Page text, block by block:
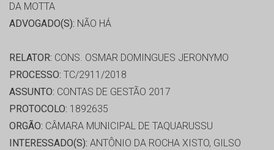
DA MOTTA
ADVOGADO(S): NÃO HÁ
RELATOR: CONS. OSMAR DOMINGUES JERONYMO
PROCESSO: TC/2911/2018
ASSUNTO: CONTAS DE GESTÃO 2017
PROTOCOLO: 1892635
ORGÃO: CÂMARA MUNICIPAL DE TAQUARUSSU
INTERESSADO(S): ANTÔNIO DA ROCHA XISTO, GILSO